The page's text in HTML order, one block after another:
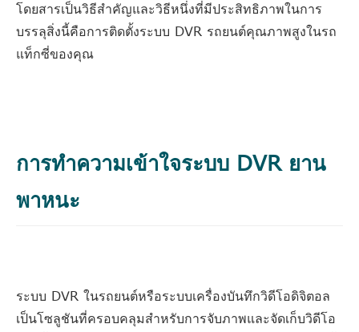
โดยสารเป็นวิธีสำคัญและวิธีหนึ่งที่มีประสิทธิภาพในการ
บรรลุสิ่งนี้คือการติดตั้งระบบ DVR รถยนต์คุณภาพสูงในรถ
แท็กซี่ของคุณ
การทำความเข้าใจระบบ DVR ยาน
พาหนะ
ระบบ DVR ในรถยนต์หรือระบบเครื่องบันทึกวิดีโอดิจิตอล
เป็นโซลูชันที่ครอบคลุมสำหรับการจับภาพและจัดเก็บวิดีโอ